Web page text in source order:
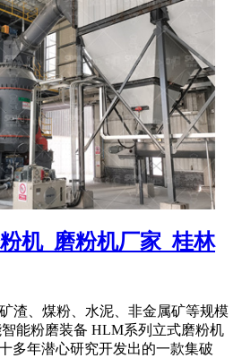
机_磨粉机厂家_桂林
渣、煤粉、水泥、非金属矿等规模
能粉磨装备 HLM系列立式磨粉机
多年潜心研究开发出的一款集破